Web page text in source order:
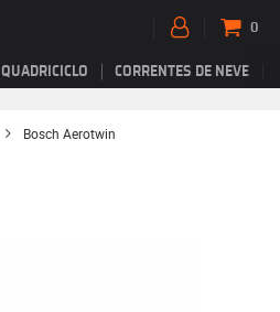
QUADRICICLO CORRENTES DE NEVE
0
Bosch Aerotwin